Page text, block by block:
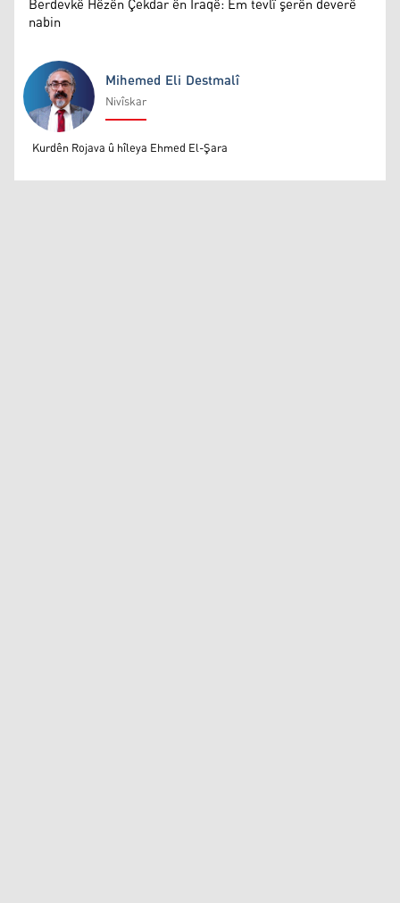
nabin
Mihemed Eli Destmalî
Mihemed Eli Destmalî
Nivîskar
Kurdên Rojava û hîleya Ehmed El-Şara